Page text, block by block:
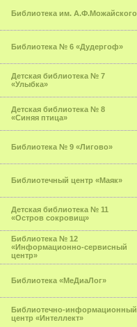
Библиотека им. А.Ф.Можайского
Библиотека № 6 «Дудергоф»
Детская библиотека № 7
«Улыбка»
Детская библиотека № 8
«Синяя птица»
Библиотека № 9 «Лигово»
Библиотечный центр «Маяк»
Детская библиотека № 11
«Остров сокровищ»
Библиотека № 12
«Информационно-сервисный
центр»
Библиотека «МеДиаЛог»
Библиотечно-информационный
центр «Интеллект»